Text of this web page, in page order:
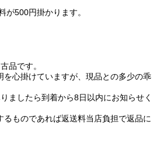
500円掛かります。
古品です。
心掛けていますが、現品との多少の乖
ましたら到着から8日以内にお知らせく
ものであれば返送料当店負担で返品に